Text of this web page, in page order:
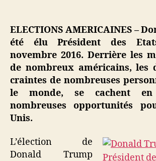
ELECTIONS AMERICAINES –
été élu Président des
novembre 2016. Derrière les
de nombreux américains, les
craintes de nombreuses
le monde, se cachent
nombreuses opportunités
Unis.
L’élection de
Donald Trump